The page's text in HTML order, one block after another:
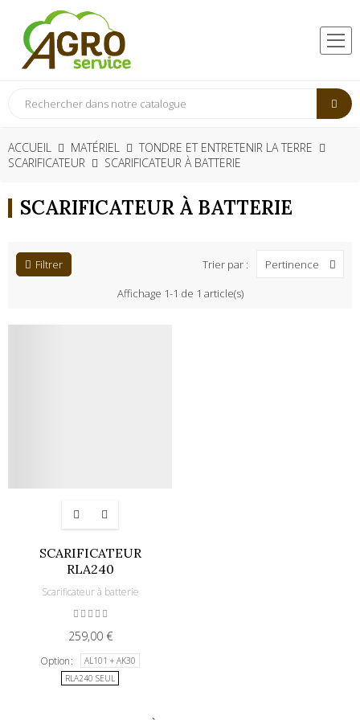
ACCUEIL MATÉRIEL
TONDRE ET ENTRETENIR LA TERRE
SCARIFICATEUR
SCARIFICATEUR À BATTERIE
SCARIFICATEUR À BATTERIE
Filtrer Trier par :
Pertinence
Affichage 1-1 de 1 article(s)
SCARIFICATEUR
RLA240
Scarificateur à batterie
259,00 €
Option
AL101 + AK30
RLA240 SEUL